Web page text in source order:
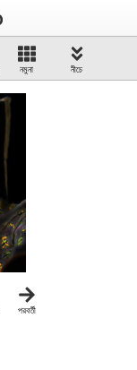
নমুনা নীচে
পরবর্তী